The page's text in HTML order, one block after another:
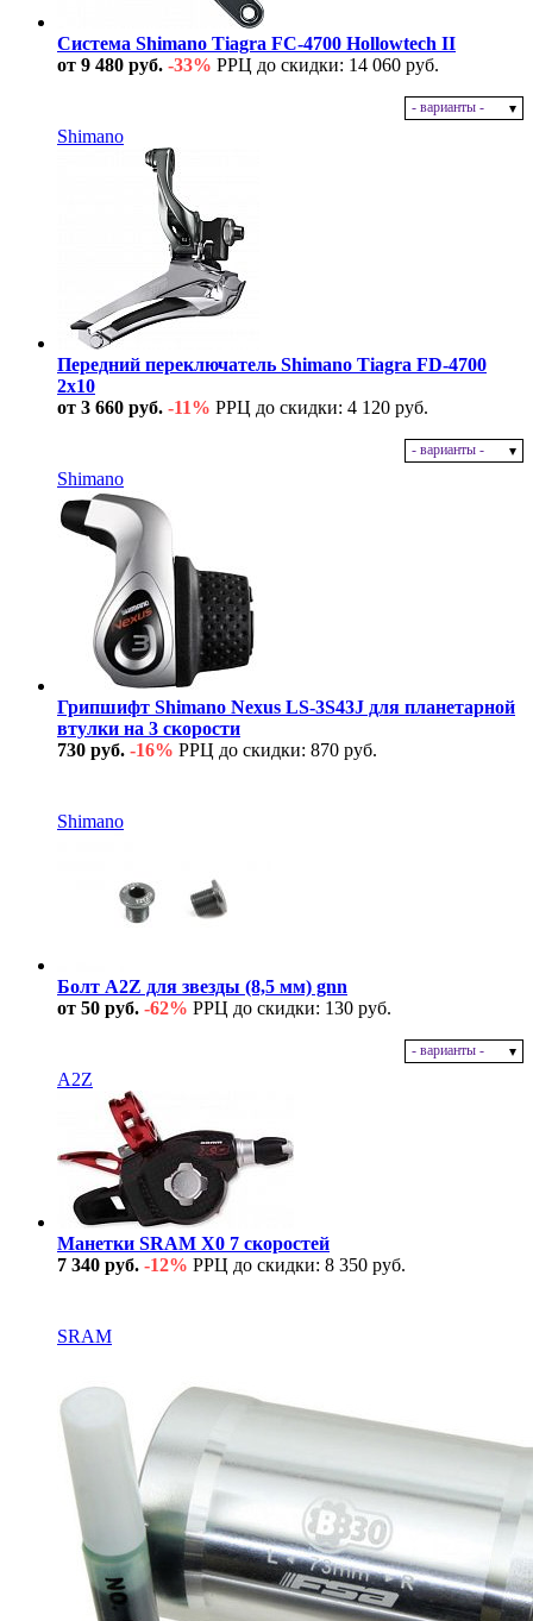
Система Shimano Tiagra FC-4700 Hollowtech II
от 9 480 руб. -33% РРЦ до скидки: 14 060 руб.
- варианты -
Shimano
Передний переключатель Shimano Tiagra FD-4700
2x10
от 3 660 руб. -11% РРЦ до скидки: 4 120 руб.
- варианты -
Shimano
Грипшифт Shimano Nexus LS-3S43J для планетарной
втулки на 3 скорости
730 руб. -16% РРЦ до скидки: 870 руб.
Shimano
Болт A2Z для звезды (8,5 мм) gnn
от 50 руб. -62% РРЦ до скидки: 130 руб.
- варианты -
A2Z
Манетки SRAM X0 7 скоростей
7 340 руб. -12% РРЦ до скидки: 8 350 руб.
SRAM